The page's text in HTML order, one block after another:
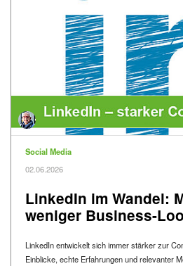
Kategorie
Social Media
Veröffentlicht am
02.06.2026
LinkedIn im Wandel:
weniger Business-
LinkedIn entwickelt sich immer stärker zur
Einblicke, echte Erfahrungen und relevanter